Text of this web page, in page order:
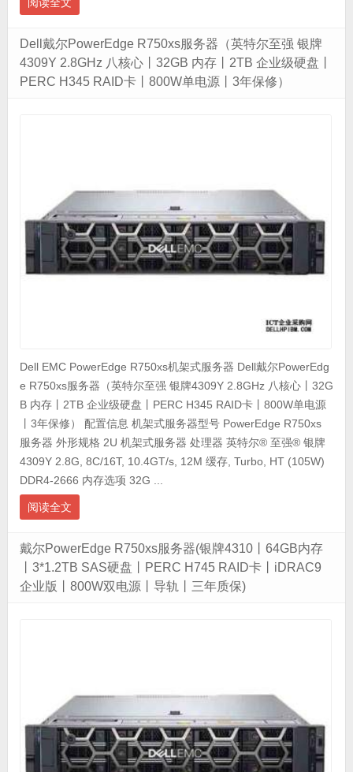
Dell戴尔PowerEdge R750xs服务器（英特尔至强 银牌
4309Y 2.8GHz 八核心丨32GB 内存丨2TB 企业级硬盘丨
PERC H345 RAID卡丨800W单电源丨3年保修）
Dell EMC PowerEdge R750xs机架式服务器 Dell戴尔PowerEdg
e R750xs服务器（英特尔至强 银牌4309Y 2.8GHz 八核心丨32G
B 内存丨2TB 企业级硬盘丨PERC H345 RAID卡丨800W单电源
丨3年保修） 配置信息 机架式服务器型号 PowerEdge R750xs
服务器 外形规格 2U 机架式服务器 处理器 英特尔® 至强® 银牌
4309Y 2.8G, 8C/16T, 10.4GT/s, 12M 缓存, Turbo, HT (105W)
DDR4-2666 内存选项 32G ...
阅读全文
戴尔PowerEdge R750xs服务器(银牌4310丨64GB内存
丨3*1.2TB SAS硬盘丨PERC H745 RAID卡丨iDRAC9
企业版丨800W双电源丨导轨丨三年质保)